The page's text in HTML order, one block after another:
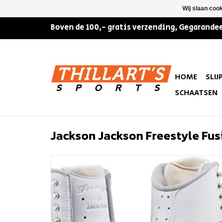
Boven de 100,- gratis verzending,
HOME
SCHAATSEN
Jackson Jackson Freestyle
Wij slaan